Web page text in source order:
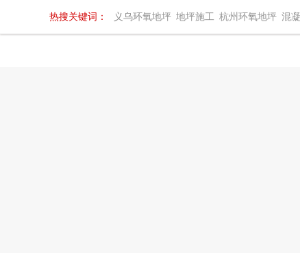
热搜关键词： 义乌环氧地坪 地坪施工 杭州环氧地坪 混